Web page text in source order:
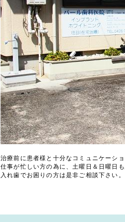
治療前に患者様と十分なコミュニケーシ
仕事が忙しい方の為に、土曜日＆日曜日も
入れ歯でお困りの方は是非ご相談下さい。